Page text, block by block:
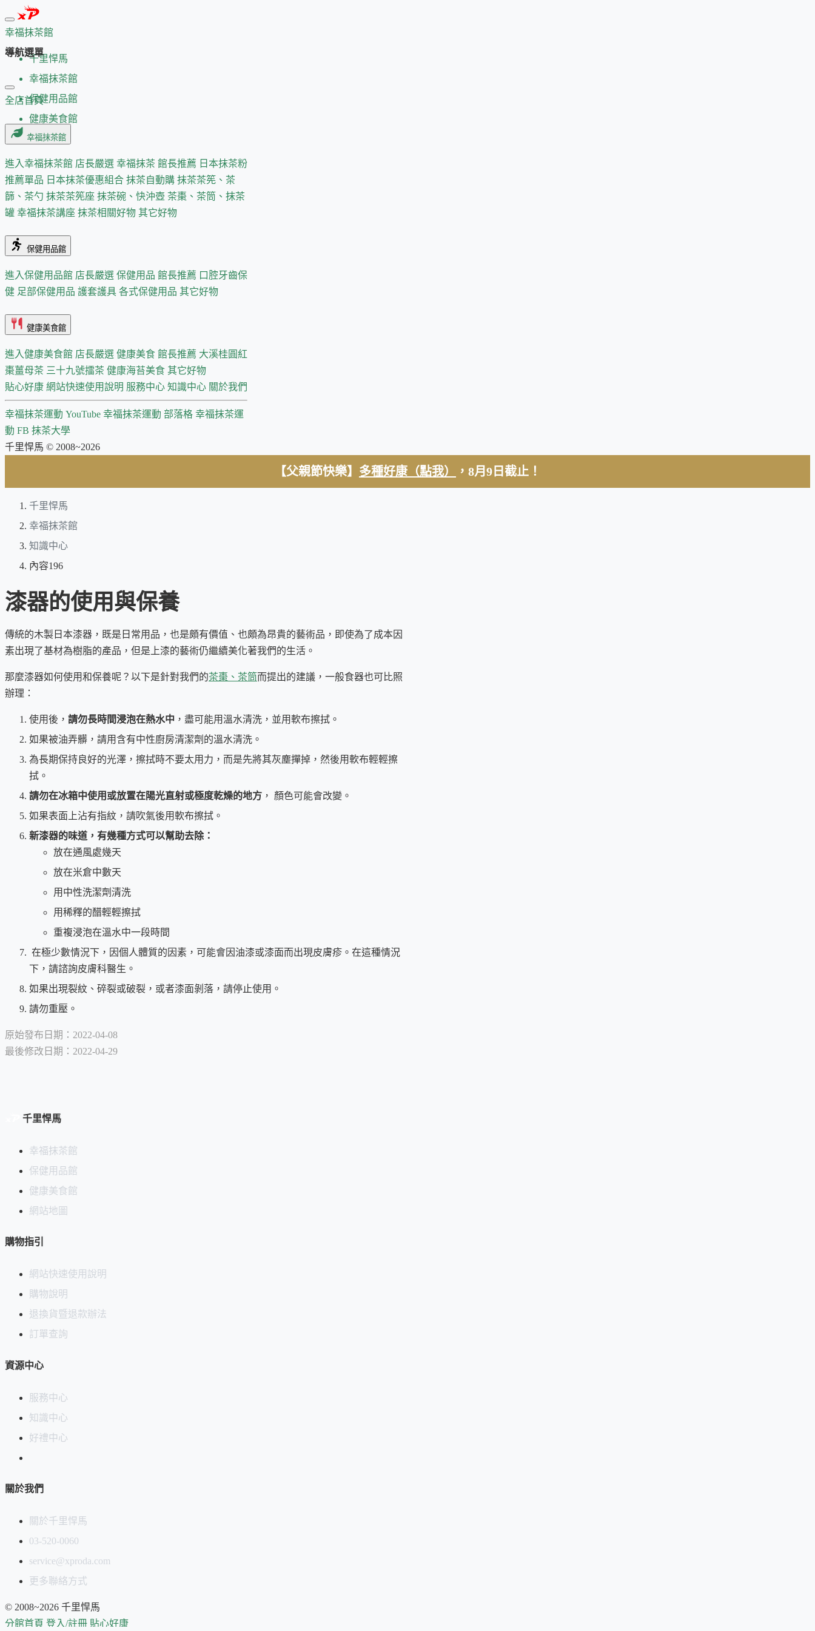
幸福抹茶館
千里悍馬
幸福抹茶館
保健用品館
健康美食館
導航選單
全店首頁
幸福抹茶館
進入幸福抹茶館 店長嚴選 幸福抹茶 館長推薦 日本抹茶粉
推薦單品 日本抹茶優惠組合 抹茶自動購 抹茶茶筅、茶
篩、茶勺 抹茶茶筅座 抹茶碗、快沖壺 茶棗、茶筒、抹茶
罐 幸福抹茶講座 抹茶相關好物 其它好物
保健用品館
進入保健用品館 店長嚴選 保健用品 館長推薦 口腔牙齒保
健 足部保健用品 護套護具 各式保健用品 其它好物
健康美食館
進入健康美食館 店長嚴選 健康美食 館長推薦 大溪桂圓紅
棗薑母茶 三十九號擂茶 健康海苔美食 其它好物
貼心好康 網站快速使用說明 服務中心 知識中心 關於我們
幸福抹茶運動 YouTube 幸福抹茶運動 部落格 幸福抹茶運
動 FB 抹茶大學
千里悍馬 © 2008~2026
【父親節快樂】 多種好康（點我） ，8月9日截止！
千里悍馬
幸福抹茶館
知識中心
內容196
漆器的使用與保養
傳統的木製日本漆器，既是日常用品，也是頗有價值、也頗為昂貴的藝術品，即使為了成本因
素出現了基材為樹脂的產品，但是上漆的藝術仍繼續美化著我們的生活。
那麼漆器如何使用和保養呢？以下是針對我們的茶棗、茶筒而提出的建議，一般食器也可比照
辦理：
使用後， 請勿長時間浸泡在熱水中 ，盡可能用溫水清洗，並用軟布擦拭。
如果被油弄髒，請用含有中性廚房清潔劑的溫水清洗。
為長期保持良好的光澤，擦拭時不要太用力，而是先將其灰塵撣掉，然後用軟布輕輕擦
拭。
請勿在冰箱中使用或放置在陽光直射或極度乾燥的地方 ， 顏色可能會改變。
如果表面上沾有指紋，請吹氣後用軟布擦拭。
新漆器的味道，有幾種方式可以幫助去除：
放在通風處幾天
放在米倉中數天
用中性洗潔劑清洗
用稀釋的醋輕輕擦拭
重複浸泡在溫水中一段時間
在極少數情況下，因個人體質的因素，可能會因油漆或漆面而出現皮膚疹。在這種情況
下，請諮詢皮膚科醫生。
如果出現裂紋、碎裂或破裂，或者漆面剝落，請停止使用。
請勿重壓。
原始發布日期：2022-04-08
最後修改日期：2022-04-29
千里悍馬
幸福抹茶館
保健用品館
健康美食館
網站地圖
購物指引
網站快速使用說明
購物說明
退換貨暨退款辦法
訂單查詢
資源中心
服務中心
知識中心
好禮中心
關於我們
關於千里悍馬
03-520-0060
service@xproda.com
更多聯絡方式
© 2008~2026 千里悍馬
分館首頁 登入/註冊 貼心好康